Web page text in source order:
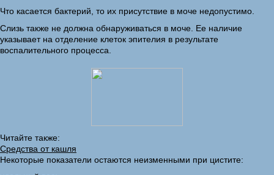
Что касается бактерий, то их присутствие в моче недопустимо.
Слизь также не должна обнаруживаться в моче. Ее наличие
указывает на отделение клеток эпителия в результате
воспалительного процесса.
Читайте также:
Средства от кашля
Некоторые показатели остаются неизменными при цистите: